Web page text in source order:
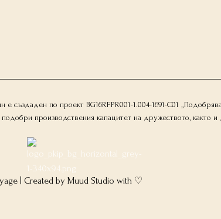
е създаден по проект BG16RFPR001-1.004-1691-C01
производствения капацитет на дружеството, както и
| Created by Muud Studio with ♡